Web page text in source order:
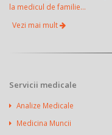
la medicul de familie...
Vezi mai mult
Servicii medicale
Analize Medicale
Medicina Muncii